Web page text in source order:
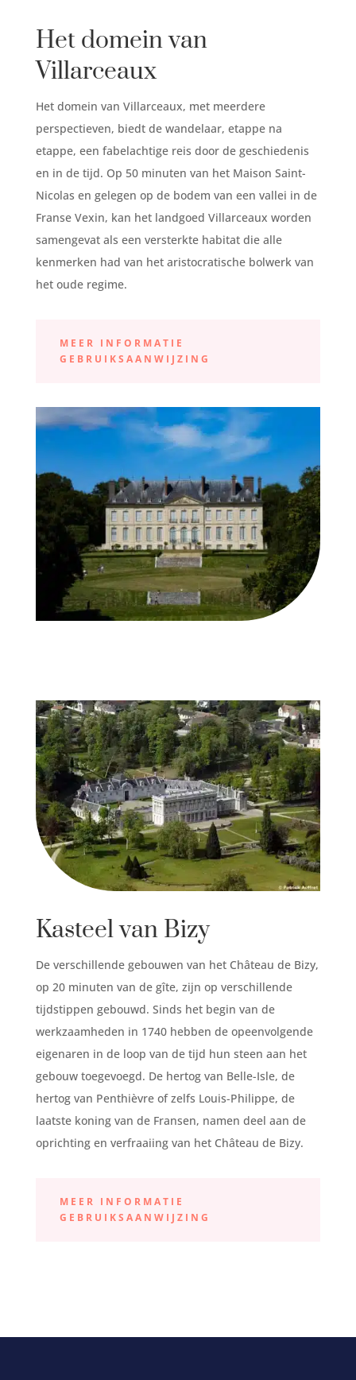
Het domein van
Villarceaux
Het domein van Villarceaux, met meerdere
perspectieven, biedt de wandelaar, etappe na
etappe, een fabelachtige reis door de geschiedenis
en in de tijd. Op 50 minuten van het Maison Saint-
Nicolas en gelegen op de bodem van een vallei in de
Franse Vexin, kan het landgoed Villarceaux worden
samengevat als een versterkte habitat die alle
kenmerken had van het aristocratische bolwerk van
het oude regime.
MEER INFORMATIE
GEBRUIKSAANWIJZING
Kasteel van Bizy
De verschillende gebouwen van het Château de Bizy,
op 20 minuten van de gîte, zijn op verschillende
tijdstippen gebouwd. Sinds het begin van de
werkzaamheden in 1740 hebben de opeenvolgende
eigenaren in de loop van de tijd hun steen aan het
gebouw toegevoegd. De hertog van Belle-Isle, de
hertog van Penthièvre of zelfs Louis-Philippe, de
laatste koning van de Fransen, namen deel aan de
oprichting en verfraaiing van het Château de Bizy.
MEER INFORMATIE
GEBRUIKSAANWIJZING